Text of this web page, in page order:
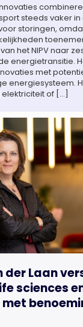
steeds vaker
storingen,
het NIPV naar
energietransitie.
met
energiesysteem.
of […]
der Laan
sciences